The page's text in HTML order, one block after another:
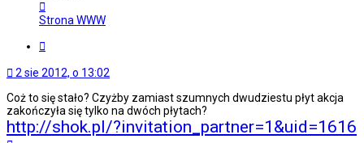
się
z
Strona WWW
2 sie 2012, o 13:02
Coż to się stało? Czyżby zamiast szumnych dwudziestu płyt akcja
zakończyła się tylko na dwóch płytach?
http://shok.pl/?invitation_partner=1&uid=1616